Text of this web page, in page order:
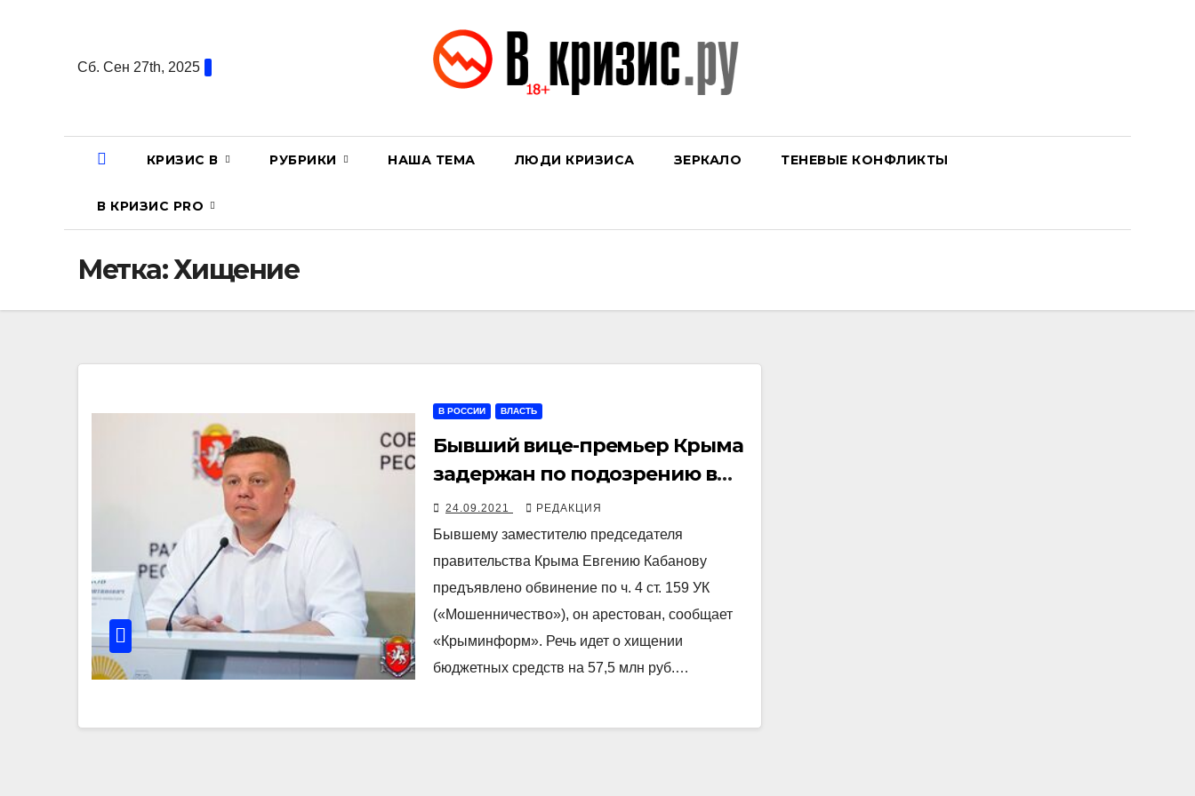
содержаниюСб. Сен 27th, 2025
КРИЗИС В РУБРИКИ НАША ТЕМА ЛЮДИ КРИЗИСА ЗЕРКАЛО ТЕНЕВЫЕ КОНФЛИКТЫ
В КРИЗИС PRO
Метка:Хищение
В РОССИИ ВЛАСТЬ
Бывший вице-премьер Крыма
задержан по подозрению в
хищении 57,5 млн руб из
бюджета
24.09.2021 РЕДАКЦИЯ
Бывшему заместителю председателя
правительства Крыма Евгению Кабанову
предъявлено обвинение по ч. 4 ст. 159 УК
(«Мошенничество»), он арестован, сообщает
«Крыминформ». Речь идет о хищении
бюджетных средств на 57,5 млн руб.…